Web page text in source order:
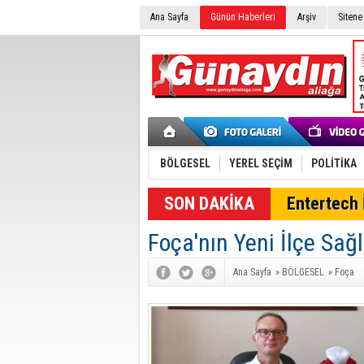
Ana Sayfa Günün Haberleri Arşiv
BÖLGESEL YEREL SEÇİM POLİTİKA
SON DAKİKA Entertech
Foça'nın Yeni İlçe
Ana Sayfa » BÖLGESEL » Foça